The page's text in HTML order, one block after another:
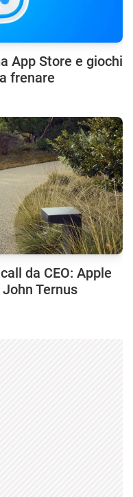
App Store e giochi
frenare
da CEO: Apple
Ternus